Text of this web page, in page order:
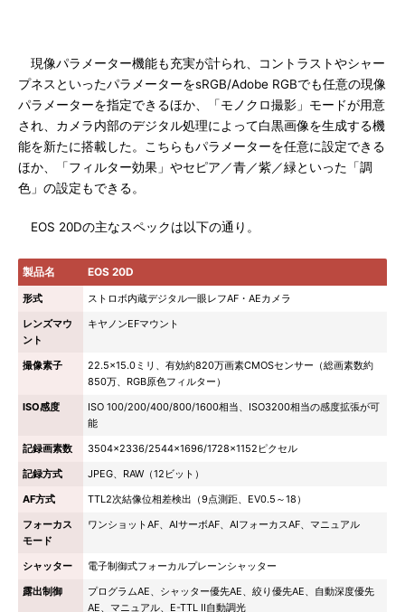
現像パラメーター機能も充実が計られ、コントラストやシャー
プネスといったパラメーターをsRGB/Adobe RGBでも任意の現像
パラメーターを指定できるほか、「モノクロ撮影」モードが用意
され、カメラ内部のデジタル処理によって白黒画像を生成する機
能を新たに搭載した。こちらもパラメーターを任意に設定できる
ほか、「フィルター効果」やセピア／青／紫／緑といった「調
色」の設定もできる。
EOS 20Dの主なスペックは以下の通り。
製品名 EOS 20D
形式
ストロボ内蔵デジタル一眼レフAF・AEカメラ
レンズマウ
ント
キヤノンEFマウント
撮像素子
22.5×15.0ミリ、有効約820万画素CMOSセンサー（総画素数約
850万、RGB原色フィルター）
ISO感度
ISO 100/200/400/800/1600相当、ISO3200相当の感度拡張が可
能
記録画素数
3504×2336/2544×1696/1728×1152ピクセル
記録方式
JPEG、RAW（12ビット）
AF方式
TTL2次結像位相差検出（9点測距、EV0.5～18）
フォーカス
モード
ワンショットAF、AIサーボAF、AIフォーカスAF、マニュアル
シャッター
電子制御式フォーカルプレーンシャッター
露出制御
プログラムAE、シャッター優先AE、絞り優先AE、自動深度優先
AE、マニュアル、E-TTL II自動調光